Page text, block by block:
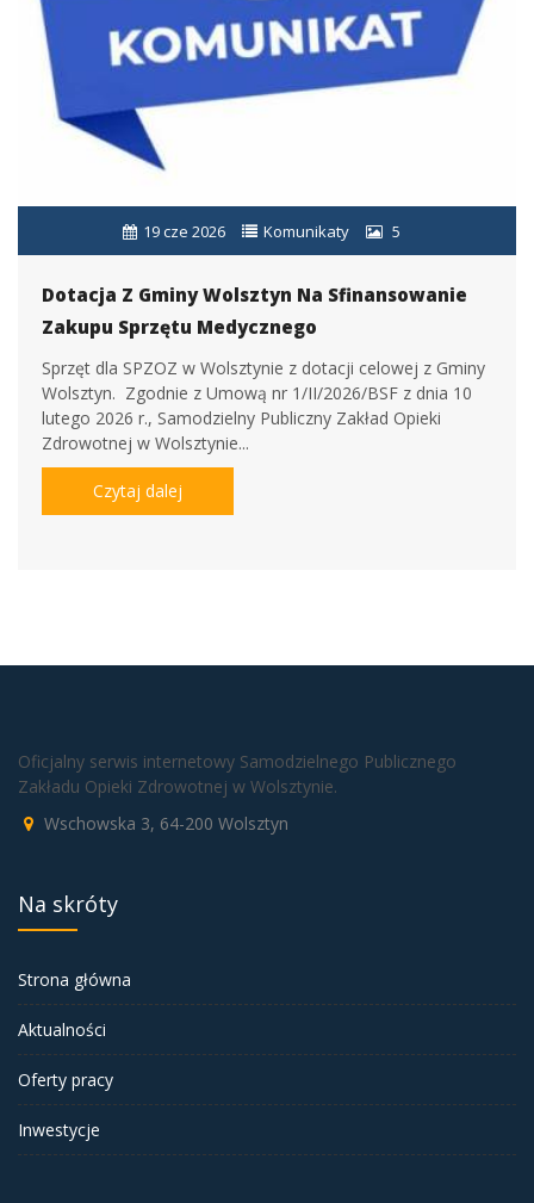
19 cze 2026 Komunikaty 5
Dotacja Z Gminy Wolsztyn Na Sfinansowanie
Zakupu Sprzętu Medycznego
Sprzęt dla SPZOZ w Wolsztynie z dotacji celowej z Gminy
Wolsztyn. Zgodnie z Umową nr 1/II/2026/BSF z dnia 10
lutego 2026 r., Samodzielny Publiczny Zakład Opieki
Zdrowotnej w Wolsztynie...
Czytaj dalej
Oficjalny serwis internetowy Samodzielnego Publicznego
Zakładu Opieki Zdrowotnej w Wolsztynie.
Wschowska 3, 64-200 Wolsztyn
Na skróty
Strona główna
Aktualności
Oferty pracy
Inwestycje